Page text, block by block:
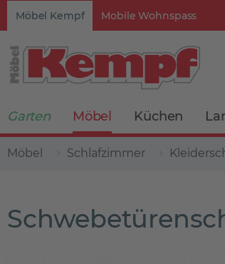
Möbel Kempf Mobile Wohnspass
Garten Möbel Küchen
Möbel Schlafzimmer